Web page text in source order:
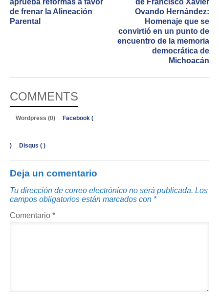
aprueba reformas a favor
de frenar la Alineación
Parental
de Francisco Xavier
Ovando Hernández:
Homenaje que se
convirtió en un punto de
encuentro de la memoria
democrática de
Michoacán
COMMENTS
Wordpress (0) Facebook (
) Disqus ( )
Deja un comentario
Tu dirección de correo electrónico no será publicada. Los
campos obligatorios están marcados con *
Comentario *